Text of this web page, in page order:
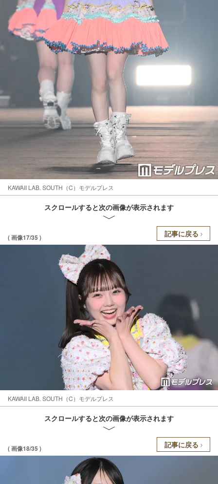
KAWAII LAB. SOUTH（C）モデルプレス
スクロールすると次の画像が表示されます
( 画像17/35 ) 記事に戻る
KAWAII LAB. SOUTH（C）モデルプレス
スクロールすると次の画像が表示されます
( 画像18/35 ) 記事に戻る